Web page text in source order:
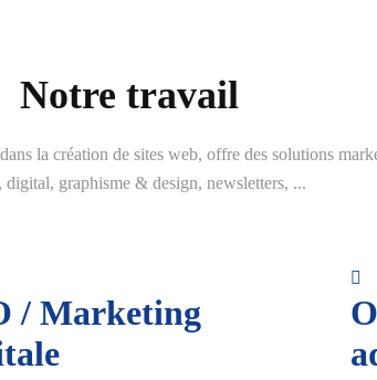
Notre travail
la création de sites web, offre des solutions
digital, graphisme & design, newsletters, ...
/ Marketing